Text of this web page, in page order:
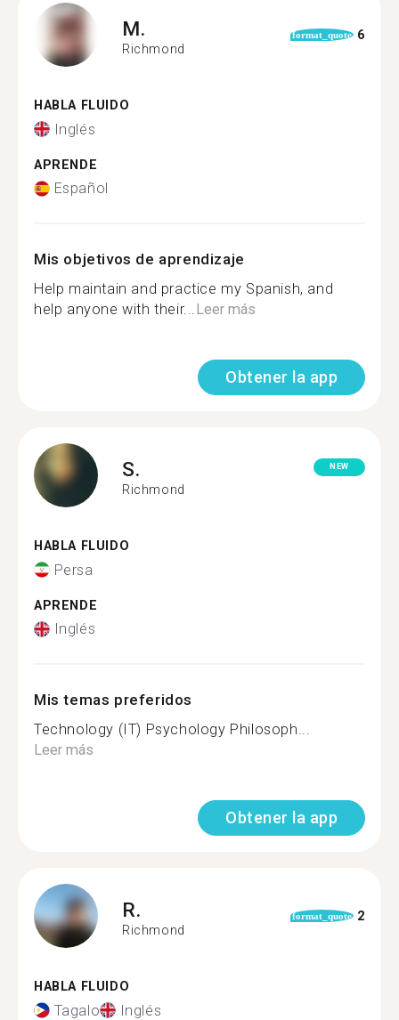
M.
Richmond
format_quote 6
HABLA FLUIDO
Inglés
APRENDE
Español
Mis objetivos de aprendizaje
Help maintain and practice my Spanish, and
help anyone with their...Leer más
Obtener la app
S.
Richmond
NEW
HABLA FLUIDO
Persa
APRENDE
Inglés
Mis temas preferidos
Technology (IT) Psychology Philosoph...
Leer más
Obtener la app
R.
Richmond
format_quote 2
HABLA FLUIDO
Tagalo Inglés